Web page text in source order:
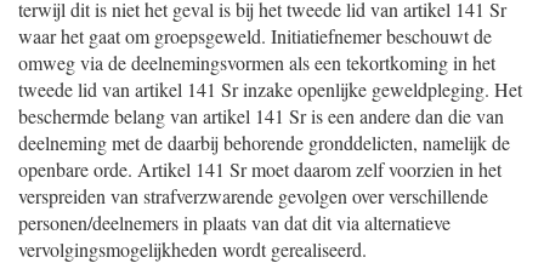
terwijl dit is niet het geval is bij het tweede lid van artikel 141 Sr
waar het gaat om groepsgeweld. Initiatiefnemer beschouwt de
omweg via de deelnemingsvormen als een tekortkoming in het
tweede lid van artikel 141 Sr inzake openlijke geweldpleging. Het
beschermde belang van artikel 141 Sr is een andere dan die van
deelneming met de daarbij behorende gronddelicten, namelijk de
openbare orde. Artikel 141 Sr moet daarom zelf voorzien in het
verspreiden van strafverzwarende gevolgen over verschillende
personen/deelnemers in plaats van dat dit via alternatieve
vervolgingsmogelijkheden wordt gerealiseerd.